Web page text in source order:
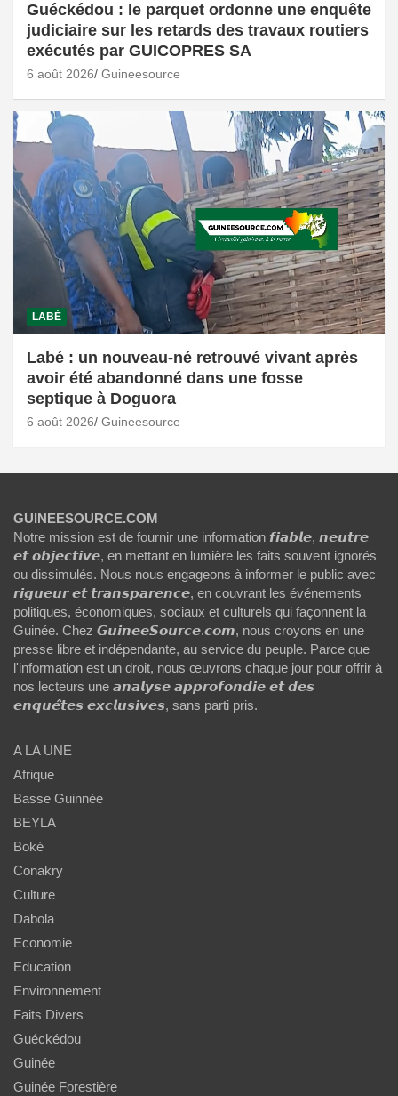
Guéckédou : le parquet ordonne une enquête
judiciaire sur les retards des travaux routiers
exécutés par GUICOPRES SA
6 août 2026 Guineesource
LABÉ
Labé : un nouveau-né retrouvé vivant après
avoir été abandonné dans une fosse
septique à Doguora
6 août 2026 Guineesource
GUINEESOURCE.COM
Notre mission est de fournir une information 𝙛𝙞𝙖𝙗𝙡𝙚, 𝙣𝙚𝙪𝙩𝙧𝙚
𝙚𝙩 𝙤𝙗𝙟𝙚𝙘𝙩𝙞𝙫𝙚, en mettant en lumière les faits souvent ignorés
ou dissimulés. Nous nous engageons à informer le public avec
𝙧𝙞𝙜𝙪𝙚𝙪𝙧 𝙚𝙩 𝙩𝙧𝙖𝙣𝙨𝙥𝙖𝙧𝙚𝙣𝙘𝙚, en couvrant les événements
politiques, économiques, sociaux et culturels qui façonnent la
Guinée. Chez 𝙂𝙪𝙞𝙣𝙚𝙚𝙎𝙤𝙪𝙧𝙘𝙚.𝙘𝙤𝙢, nous croyons en une
presse libre et indépendante, au service du peuple. Parce que
l'information est un droit, nous œuvrons chaque jour pour offrir à
nos lecteurs une 𝙖𝙣𝙖𝙡𝙮𝙨𝙚 𝙖𝙥𝙥𝙧𝙤𝙛𝙤𝙣𝙙𝙞𝙚 𝙚𝙩 𝙙𝙚𝙨
𝙚𝙣𝙦𝙪𝙚̂𝙩𝙚𝙨 𝙚𝙭𝙘𝙡𝙪𝙨𝙞𝙫𝙚𝙨, sans parti pris.
A LA UNE
Afrique
Basse Guinnée
BEYLA
Boké
Conakry
Culture
Dabola
Economie
Education
Environnement
Faits Divers
Guéckédou
Guinée
Guinée Forestière